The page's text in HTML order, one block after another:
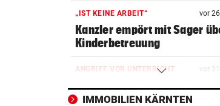
„IST KEINE ARBEIT“ vor
Kanzler empört mit Sager
Kinderbetreuung
ANGRIFF VOR UNTERRICHT vor
Schüsse an Schule in
Mehrere Todesopfer
IMMOBILIEN KÄRNTEN